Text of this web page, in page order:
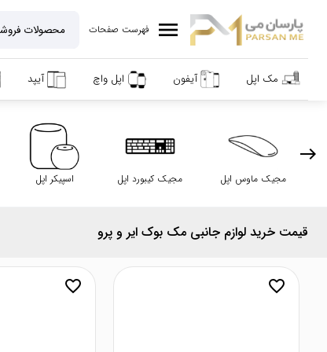
menu فهرست صفحات
مک اپل آیفون اپل واچ آیپد
مجیک ماوس اپل مجیک کیبورد اپل اسپیکر اپل
east
قیمت خرید لوازم جانبی مک بوک ایر و پرو
favorite_border
favorite_border